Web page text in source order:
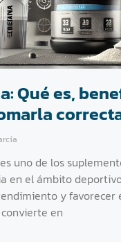
Qué es,
uno de los
en el ámbito
y favorecer
en